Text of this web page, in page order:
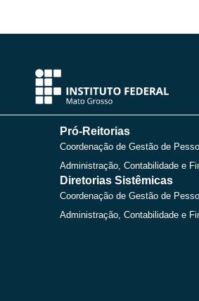
Pró-Reitorias
Coordenação de Gestão de
Administração, Contabilidade e
Diretorias Sistêmicas
Coordenação de Gestão de
Administração, Contabilidade e